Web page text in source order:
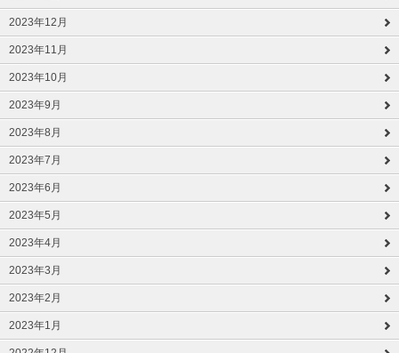
2023年12月
2023年11月
2023年10月
2023年9月
2023年8月
2023年7月
2023年6月
2023年5月
2023年4月
2023年3月
2023年2月
2023年1月